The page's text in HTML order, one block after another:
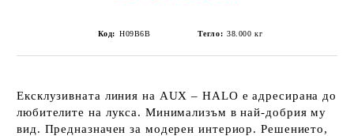
Код: H09B6B Тегло: 38.000 кг
Ексклузивната линия на AUX – HALO e адресирана до
любителите на лукса. Минимализъм в най-добрия му
вид. Предназначен за модерен интериор. Решението,